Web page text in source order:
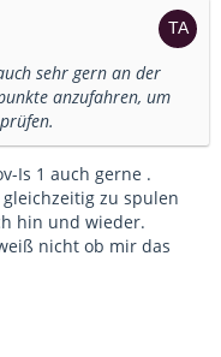
sehr gern an der
anzufahren, um
Is 1 auch gerne .
zu spulen
hin und wieder.
nicht ob mir das